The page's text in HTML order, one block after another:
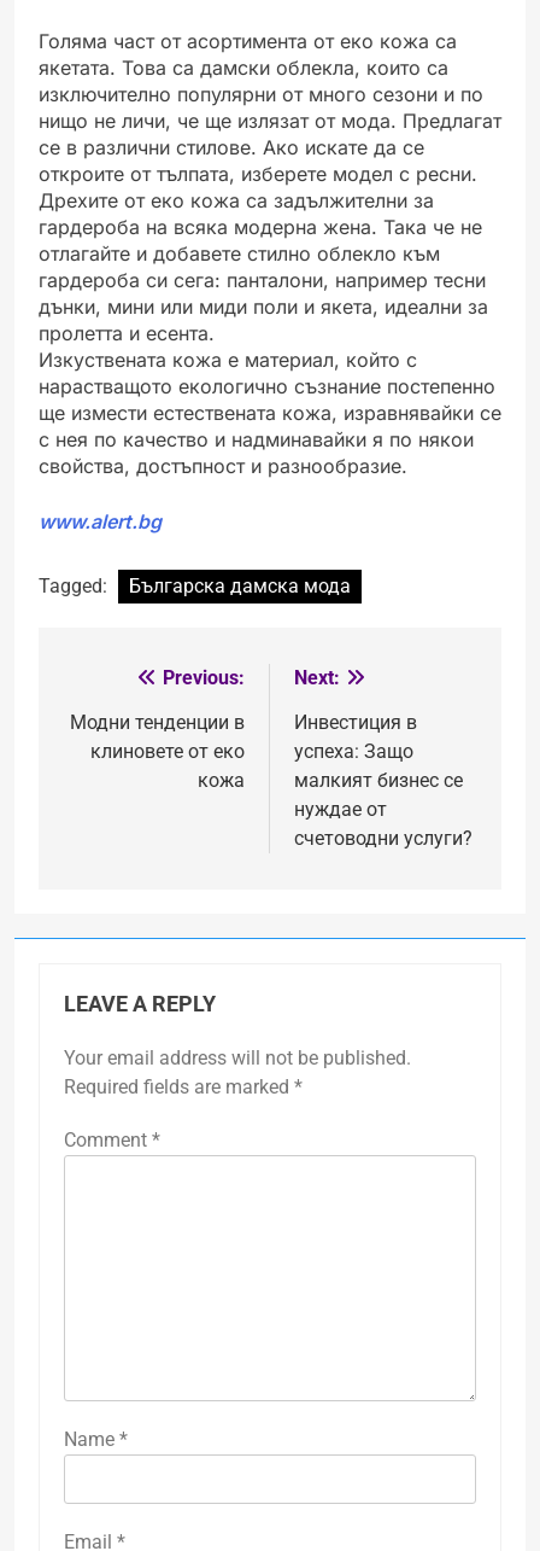
Голяма част от асортимента от еко кожа са
якетата. Това са дамски облекла, които са
изключително популярни от много сезони и по
нищо не личи, че ще излязат от мода. Предлагат
се в различни стилове. Ако искате да се
откроите от тълпата, изберете модел с ресни.
Дрехите от еко кожа са задължителни за
гардероба на всяка модерна жена. Така че не
отлагайте и добавете стилно облекло към
гардероба си сега: панталони, например тесни
дънки, мини или миди поли и якета, идеални за
пролетта и есента.
Изкуствената кожа е материал, който с
нарастващото екологично съзнание постепенно
ще измести естествената кожа, изравнявайки се
с нея по качество и надминавайки я по някои
свойства, достъпност и разнообразие.
www.alert.bg
Tagged: Българска дамска мода
navigation
Previous:
Модни тенденции в
клиновете от еко
кожа
Next:
Инвестиция в
успеха: Защо
малкият бизнес се
нуждае от
счетоводни услуги?
LEAVE A REPLY
Your email address will not be published.
Required fields are marked *
Comment *
Name *
Email *